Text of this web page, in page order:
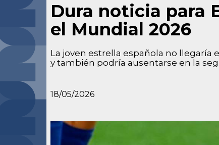
Dura noticia para
el Mundial 2026
La joven estrella española no llegaría
y también podría ausentarse en la
18/05/2026